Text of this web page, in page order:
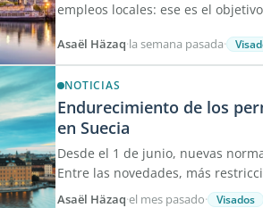
empleos locales: ese es el
Asaël Häzaq·la semana pasada·
NOTICIAS
Endurecimiento de los
en Suecia
Desde el 1 de junio, nuevas
Entre las novedades, más
Asaël Häzaq·el mes pasado· Visados